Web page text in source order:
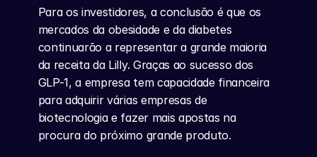
Para os investidores, a conclusão é que os
mercados da obesidade e da diabetes
continuarão a representar a grande maioria
da receita da Lilly. Graças ao sucesso dos
GLP-1, a empresa tem capacidade financeira
para adquirir várias empresas de
biotecnologia e fazer mais apostas na
procura do próximo grande produto.